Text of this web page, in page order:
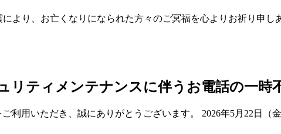
より、お亡くなりになられた方々のご冥福を心よりお祈り申
リティメンテナンスに伴うお電話の一時
利用いただき、誠にありがとうございます。 2026年5月22日